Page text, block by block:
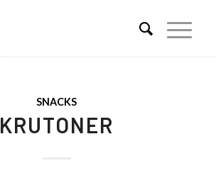
SNACKS
KRUTONER